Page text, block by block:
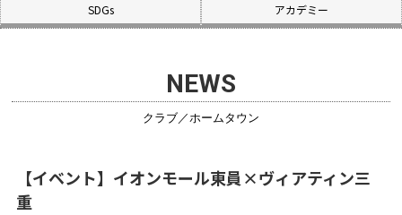
SDGs アカデミー
NEWS
クラブ／ホームタウン
【イベント】イオンモール東員×ヴィアティン三
重